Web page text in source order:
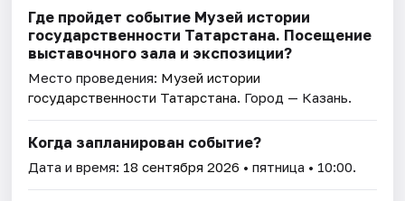
Где пройдет событие Музей истории
государственности Татарстана. Посещение
выставочного зала и экспозиции?
Место проведения: Музей истории
государственности Татарстана. Город — Казань.
Когда запланирован событие?
Дата и время: 18 сентября 2026 • пятница • 10:00.